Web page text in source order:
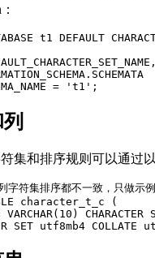
t1 DEFAULT
集和排序规则可以通过
符集排序都不一致，只做示
character_t_c (
VARCHAR(10) CHARACTER